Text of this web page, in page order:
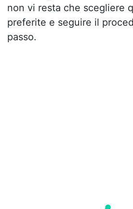
non vi resta che scegliere
preferite e seguire il
passo.